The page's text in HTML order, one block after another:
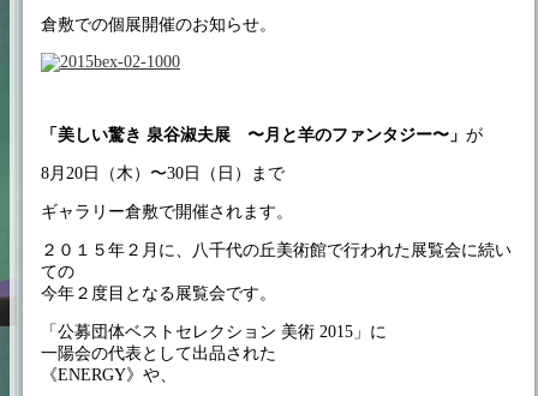
倉敷での個展開催のお知らせ。
「美しい驚き 泉谷淑夫展 〜月と羊のファンタジー〜」 が
8月20日（木）〜30日（日）まで
ギャラリー倉敷で開催されます。
２０１５年２月に、八千代の丘美術館で行われた展覧会に続い
ての
今年２度目となる展覧会です。
「公募団体ベストセレクション 美術 2015」に
一陽会の代表として出品された
《ENERGY》や、